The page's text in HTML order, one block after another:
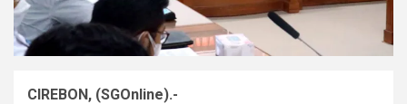
CIREBON, (SGOnline).-